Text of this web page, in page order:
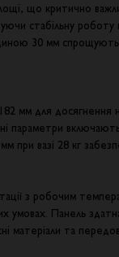
що критично
стабільну
30 мм
мм для досягнення
вазі 28 кг
з робочим
умовах. Панель
матеріали та